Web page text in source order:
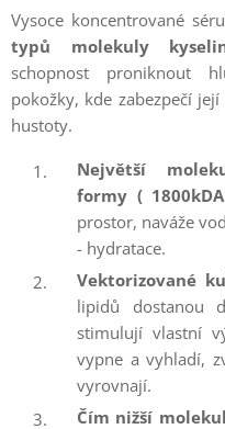
Vysoce koncentrované
typů molekuly
schopnost proniknout
pokožky, kde zabezpečí
hustoty.
Největší
formy (
prostor, naváže
- hydratace.
Vektorizované
lipidů dostanou
stimulují vlastní
vypne a vyhladí,
vyrovnají.
Čím nižší